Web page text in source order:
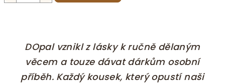
DOpal vznikl z lásky k ručně dělaným
věcem a touze dávat dárkům osobní
příběh. Každý kousek, který opustí naši